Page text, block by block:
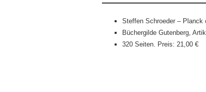
Steffen Schroeder – Planck
Büchergilde Gutenberg,
320 Seiten. Preis: 21,00 €